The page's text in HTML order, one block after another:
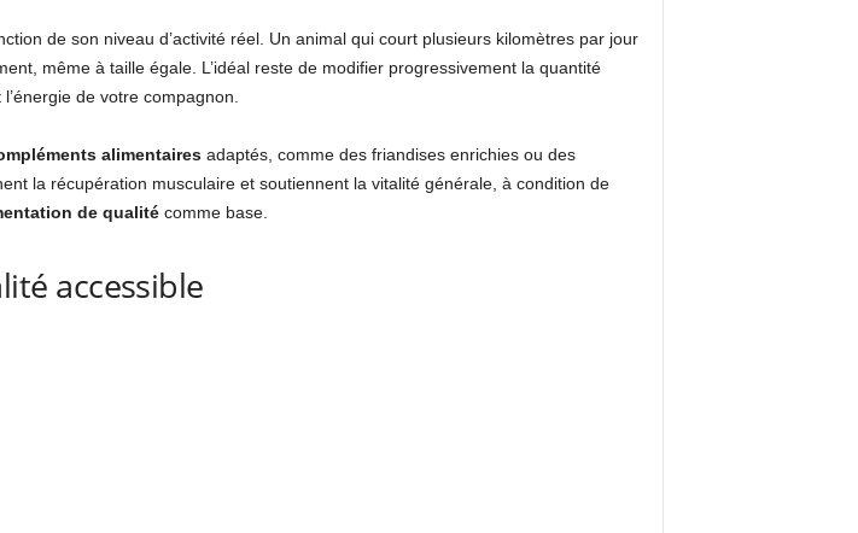
de son niveau d’activité réel. Un animal qui court plusieurs kilomètres par jour
même à taille égale. L’idéal reste de modifier progressivement la quantité
de votre compagnon.
alimentairesadaptés, comme des friandises enrichies ou des
la récupération musculaire et soutiennent la vitalité générale, à condition de
de qualitécomme base.
accessible